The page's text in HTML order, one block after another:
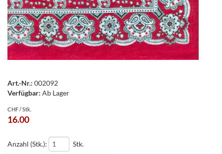
Art.-Nr.: 002092
Verfügbar: Ab Lager
CHF / Stk.
16.00
Anzahl (Stk.): Stk.